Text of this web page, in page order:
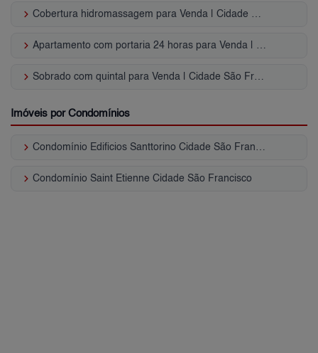
keyboard_arrow_right Cobertura hidromassagem para Venda | Cidade São Francisco
keyboard_arrow_right Apartamento com portaria 24 horas para Venda | Cidade São Francisco
keyboard_arrow_right Sobrado com quintal para Venda | Cidade São Francisco
Imóveis por Condomínios
keyboard_arrow_right Condomínio Edificios Santtorino Cidade São Francisco
keyboard_arrow_right Condomínio Saint Etienne Cidade São Francisco